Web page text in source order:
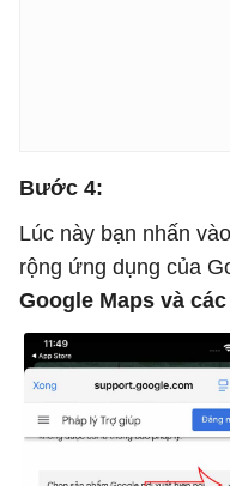
Bước 4:
Lúc này bạn nhấn vào
rộng ứng dụng của
Google Maps và